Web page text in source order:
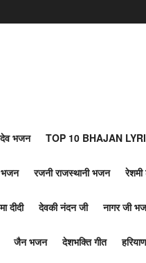
भजन TOP 10 BHAJAN
भजन रजनी राजस्थानी भजन रेशमी
दीदी देवकी नंदन जी नागर जी
जैन भजन देशभक्ति गीत